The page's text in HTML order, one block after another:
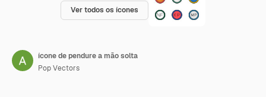
Ver todos os ícones
ícone de pendure a mão solta
Pop Vectors